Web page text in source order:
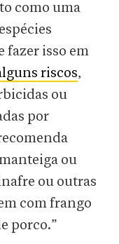
como uma
fazer isso em
riscos,
ou
por
ou
ou outras
com frango
porco.”